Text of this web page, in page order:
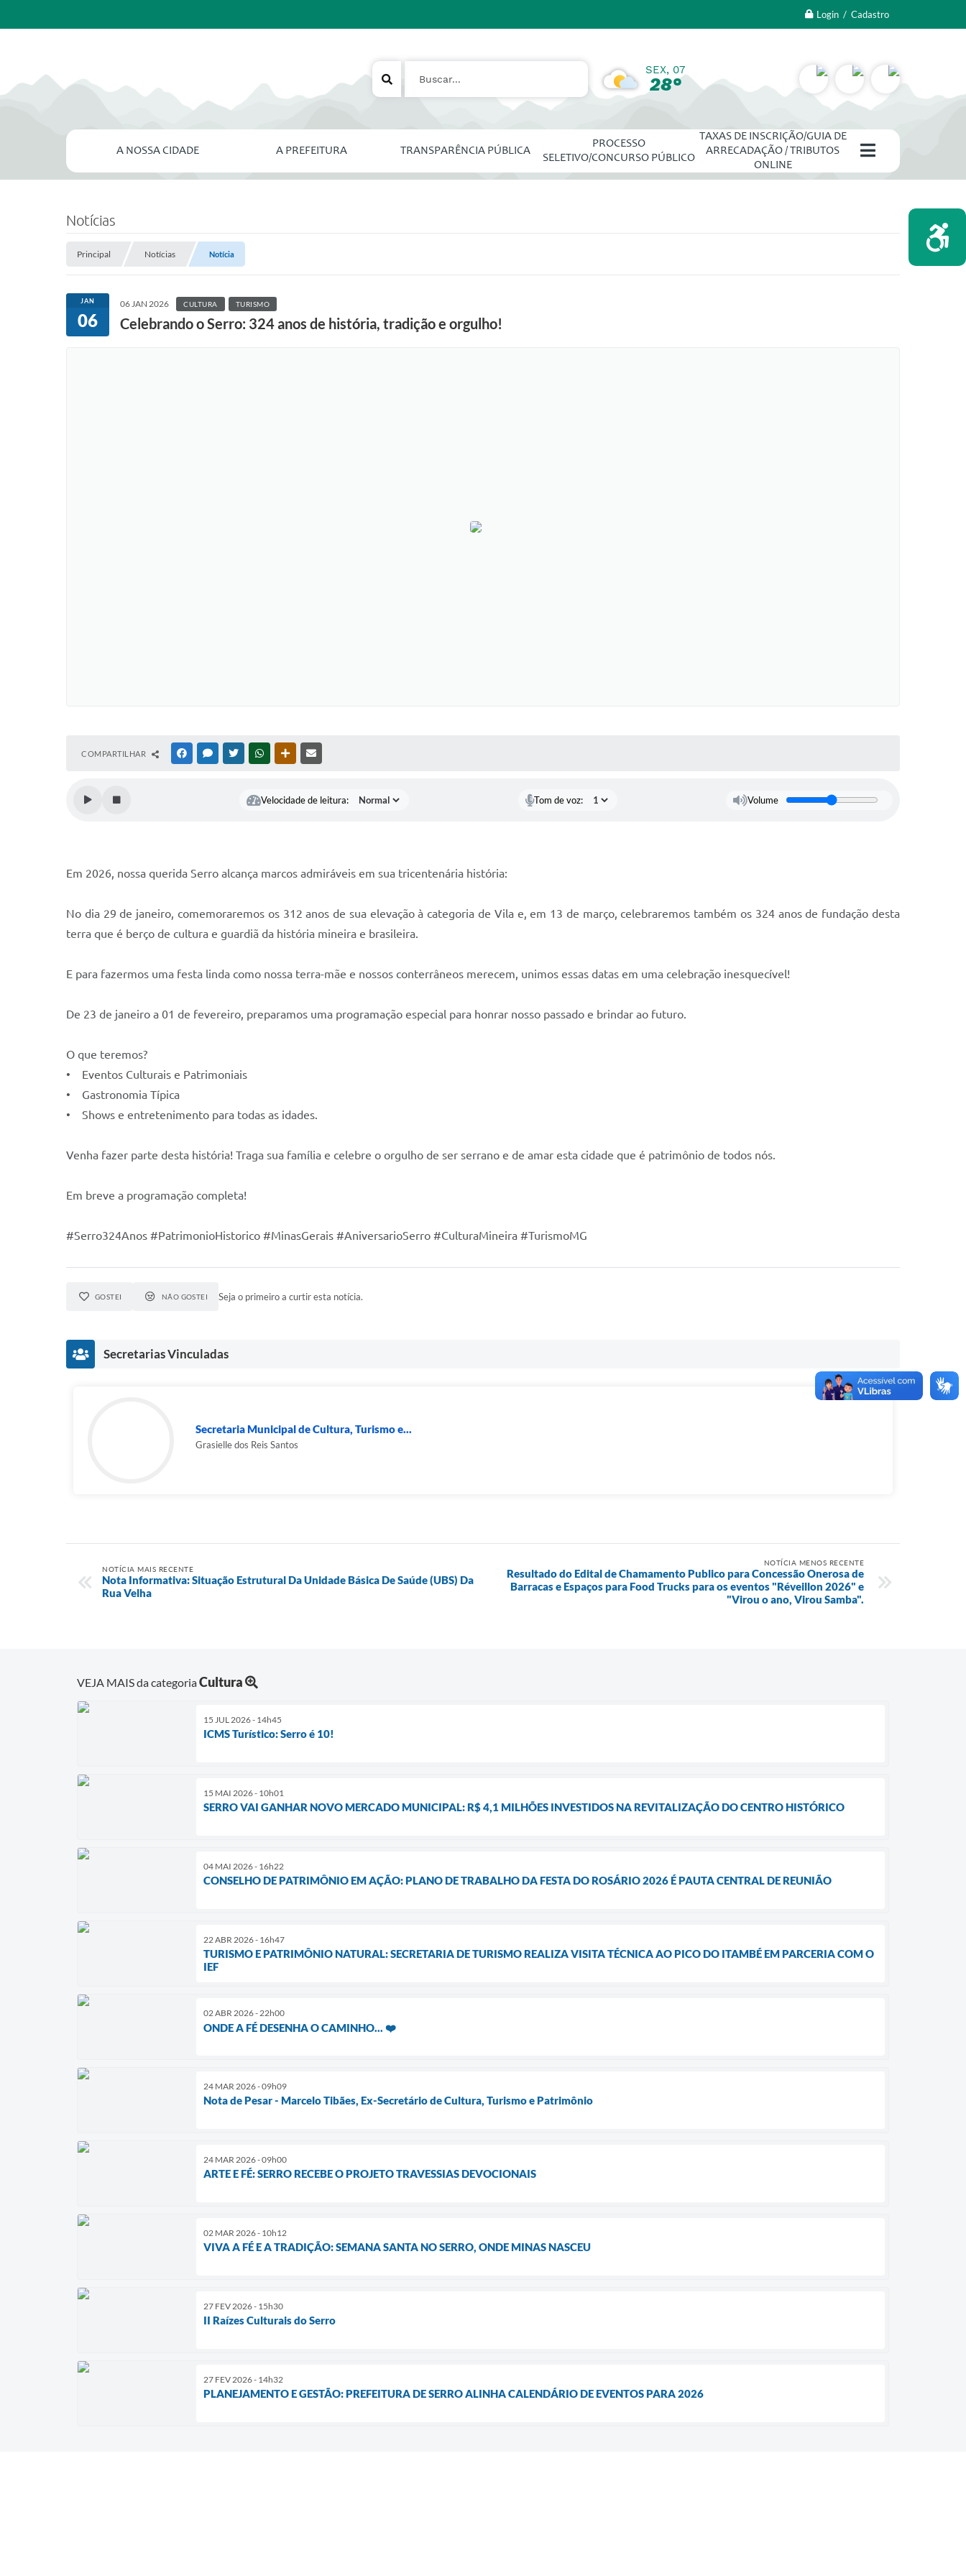
Login / Cadastro
SEX, 07
28°
A NOSSA CIDADE A PREFEITURA TRANSPARÊNCIA PÚBLICA
PROCESSO
SELETIVO/CONCURSO PÚBLICO
TAXAS DE INSCRIÇÃO/GUIA DE
ARRECADAÇÃO / TRIBUTOS
ONLINE
Notícias
Principal Notícias Notícia
JAN
06
06 JAN 2026 CULTURA TURISMO
Celebrando o Serro: 324 anos de história, tradição e orgulho!
COMPARTILHAR FACEBOOKMESSENGER
TWITTERWHATSAPPOUTRAS MÍDIAS
Velocidade de leitura: Tom de voz: Volume
Em 2026, nossa querida Serro alcança marcos admiráveis em sua tricentenária história:
No dia 29 de janeiro, comemoraremos os 312 anos de sua elevação à categoria de Vila e, em 13 de março, celebraremos também os 324 anos de fundação desta
terra que é berço de cultura e guardiã da história mineira e brasileira.
E para fazermos uma festa linda como nossa terra-mãe e nossos conterrâneos merecem, unimos essas datas em uma celebração inesquecível!
De 23 de janeiro a 01 de fevereiro, preparamos uma programação especial para honrar nosso passado e brindar ao futuro.
O que teremos?
• Eventos Culturais e Patrimoniais
• Gastronomia Típica
• Shows e entretenimento para todas as idades.
Venha fazer parte desta história! Traga sua família e celebre o orgulho de ser serrano e de amar esta cidade que é patrimônio de todos nós.
Em breve a programação completa!
#Serro324Anos #PatrimonioHistorico #MinasGerais #AniversarioSerro #CulturaMineira #TurismoMG
GOSTEI NÃO GOSTEI Seja o primeiro a curtir esta notícia.
Secretarias Vinculadas
Secretaria Municipal de Cultura, Turismo e...
Grasielle dos Reis Santos
NOTÍCIA MAIS RECENTE
Nota Informativa: Situação Estrutural Da Unidade Básica De Saúde (UBS) Da
Rua Velha
NOTÍCIA MENOS RECENTE
Resultado do Edital de Chamamento Publico para Concessão Onerosa de
Barracas e Espaços para Food Trucks para os eventos "Réveillon 2026" e
"Virou o ano, Virou Samba".
VEJA MAIS da categoriaCultura
15 JUL 2026 - 14h45
ICMS Turístico: Serro é 10!
15 MAI 2026 - 10h01
SERRO VAI GANHAR NOVO MERCADO MUNICIPAL: R$ 4,1 MILHÕES INVESTIDOS NA REVITALIZAÇÃO DO CENTRO HISTÓRICO
04 MAI 2026 - 16h22
CONSELHO DE PATRIMÔNIO EM AÇÃO: PLANO DE TRABALHO DA FESTA DO ROSÁRIO 2026 É PAUTA CENTRAL DE REUNIÃO
22 ABR 2026 - 16h47
TURISMO E PATRIMÔNIO NATURAL: SECRETARIA DE TURISMO REALIZA VISITA TÉCNICA AO PICO DO ITAMBÉ EM PARCERIA COM O
IEF
02 ABR 2026 - 22h00
ONDE A FÉ DESENHA O CAMINHO... ❤️
24 MAR 2026 - 09h09
Nota de Pesar - Marcelo Tibães, Ex-Secretário de Cultura, Turismo e Patrimônio
24 MAR 2026 - 09h00
​ARTE E FÉ: SERRO RECEBE O PROJETO TRAVESSIAS DEVOCIONAIS
02 MAR 2026 - 10h12
VIVA A FÉ E A TRADIÇÃO: SEMANA SANTA NO SERRO, ONDE MINAS NASCEU
27 FEV 2026 - 15h30
II Raízes Culturais do Serro
27 FEV 2026 - 14h32
PLANEJAMENTO E GESTÃO: PREFEITURA DE SERRO ALINHA CALENDÁRIO DE EVENTOS PARA 2026